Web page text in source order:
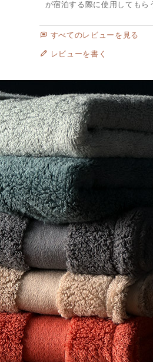
が宿泊する際に使用してもら
すべてのレビューを見る
レビューを書く